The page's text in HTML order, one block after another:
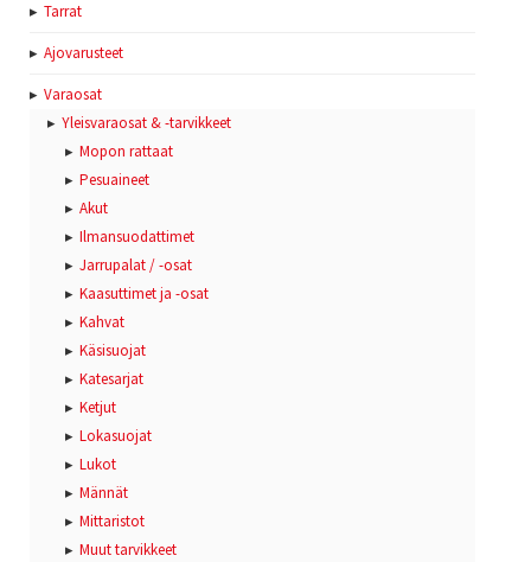
Tarrat
Ajovarusteet
Varaosat
Yleisvaraosat & -tarvikkeet
Mopon rattaat
Pesuaineet
Akut
Ilmansuodattimet
Jarrupalat / -osat
Kaasuttimet ja -osat
Kahvat
Käsisuojat
Katesarjat
Ketjut
Lokasuojat
Lukot
Männät
Mittaristot
Muut tarvikkeet